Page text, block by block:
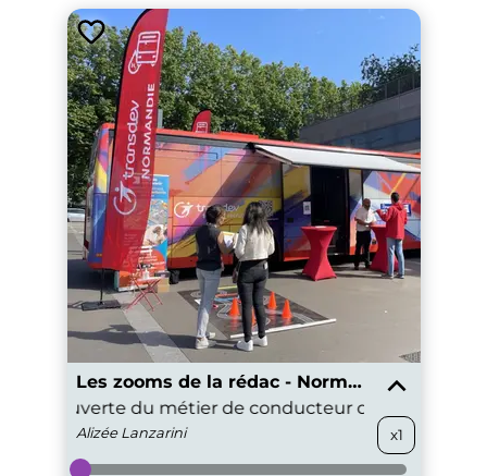
Les zooms de la rédac - Normandie
découverte du métier de conducteur de car
Alizée Lanzarini x1